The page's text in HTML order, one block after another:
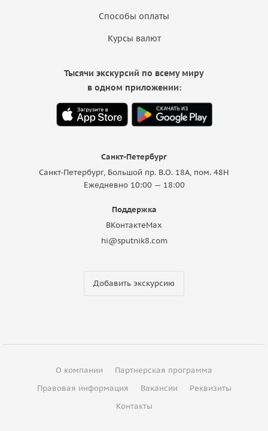
Способы оплаты
Курсы валют
Санкт-Петербург
Санкт-Петербург, Большой пр. В.О. 18A, пом. 48Н
Ежедневно 10:00 — 18:00
Поддержка
ВКонтактеMax
hi@sputnik8.com
Добавить экскурсию
Тысячи экскурсий по всему миру
в одном приложении:
О компании
Партнерская программа
Правовая информация
Вакансии
Реквизиты
Контакты